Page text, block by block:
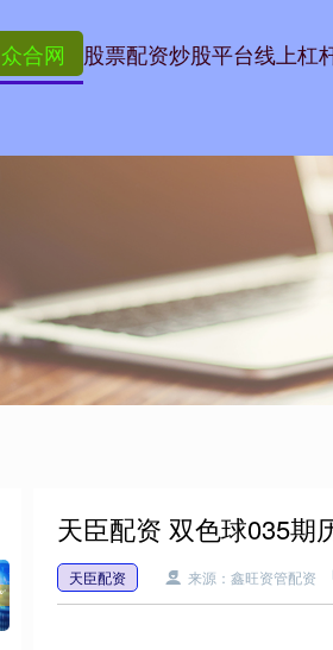
众合网 股票配资炒股平台线上杠
天臣配资 双色球035期
天臣配资 来源：鑫旺资管配资